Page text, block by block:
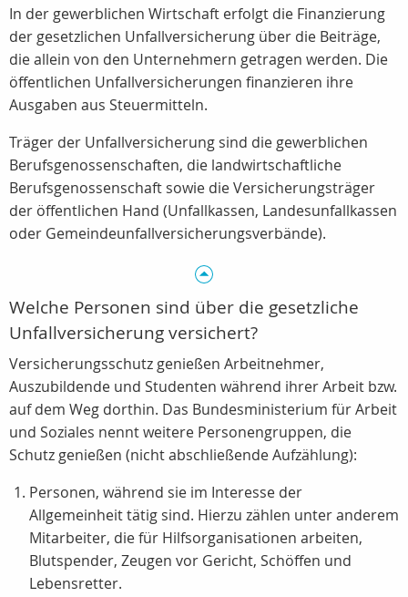
In der gewerblichen Wirtschaft erfolgt die Finanzierung
der gesetzlichen Unfallversicherung über die Beiträge,
die allein von den Unternehmern getragen werden. Die
öffentlichen Unfallversicherungen finanzieren ihre
Ausgaben aus Steuermitteln.
Träger der Unfallversicherung sind die gewerblichen
Berufsgenossenschaften, die landwirtschaftliche
Berufsgenossenschaft sowie die Versicherungsträger
der öffentlichen Hand (Unfallkassen, Landesunfallkassen
oder Gemeindeunfallversicherungsverbände).
Welche Personen sind über die gesetzliche
Unfallversicherung versichert?
Versicherungsschutz genießen Arbeitnehmer,
Auszubildende und Studenten während ihrer Arbeit bzw.
auf dem Weg dorthin. Das Bundesministerium für Arbeit
und Soziales nennt weitere Personengruppen, die
Schutz genießen (nicht abschließende Aufzählung):
Personen, während sie im Interesse der
Allgemeinheit tätig sind. Hierzu zählen unter anderem
Mitarbeiter, die für Hilfsorganisationen arbeiten,
Blutspender, Zeugen vor Gericht, Schöffen und
Lebensretter.